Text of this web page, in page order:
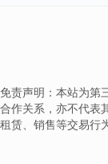
免责声明：本站为第
合作关系，亦不代表
租赁、销售等交易行